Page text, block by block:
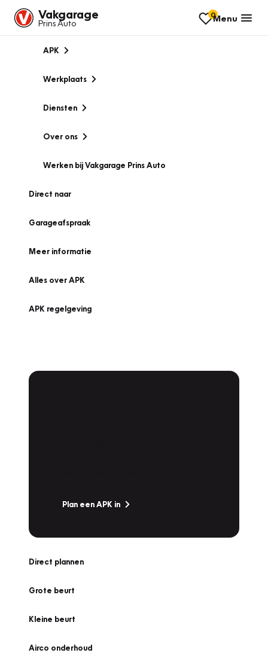
Vakgarage
Prins Auto
0Menu
APK
Werkplaats
Diensten
Over ons
Werken bij Vakgarage Prins Auto
Direct naar
Garageafspraak
Meer informatie
Alles over APK
APK regelgeving
Plan een APK in
Direct plannen
Grote beurt
Kleine beurt
Airco onderhoud